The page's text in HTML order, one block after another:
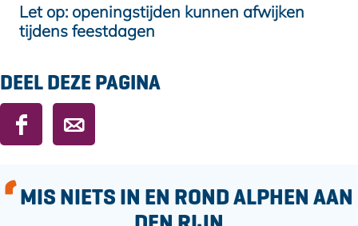
Let op: openingstijden kunnen afwijken
tijdens feestdagen
DEEL DEZE PAGINA
D
e
l
d
D
e
l
d
MIS NIETS IN EN ROND ALPHEN AAN